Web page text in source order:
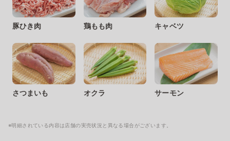
豚ひき肉 鶏もも肉 キャベツ
さつまいも オクラ サーモン
※明細されている内容は店舗の実売状況と異なる場合がございます。